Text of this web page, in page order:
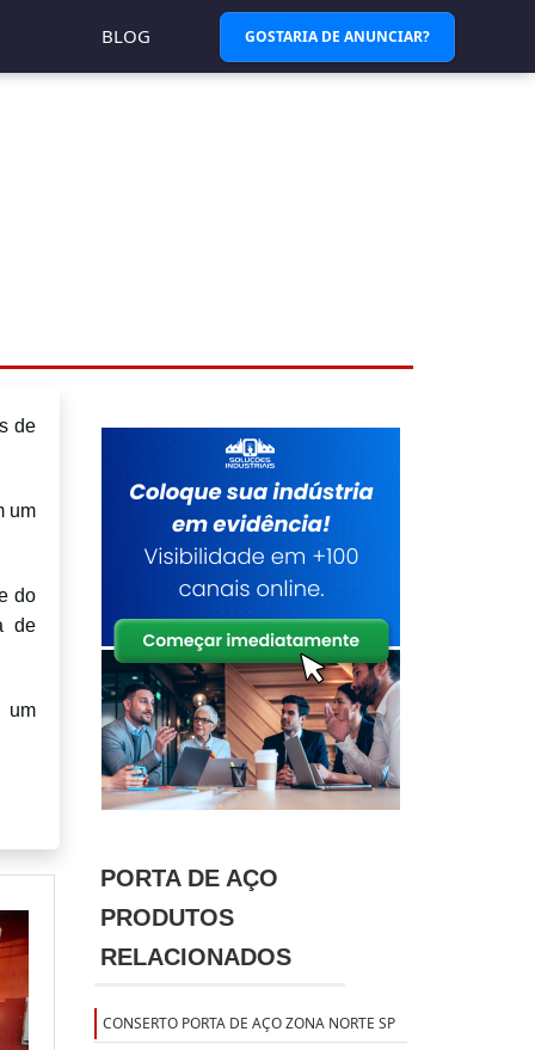
BLOG GOSTARIA DE ANUNCIAR?
de
um
do
de
um
PORTA DE AÇO
PRODUTOS
RELACIONADOS
CONSERTO PORTA DE AÇO ZONA NORTE SP